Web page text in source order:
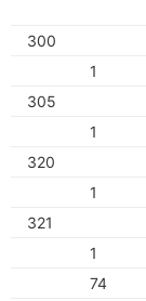
300
1
305
1
320
1
321
1
74